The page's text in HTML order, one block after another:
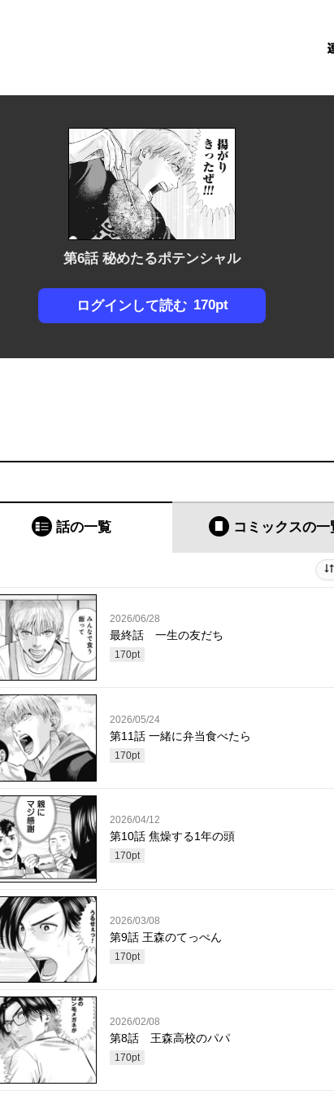
第6話 秘めたるポテンシャル
ログインして読む 170pt
話の一覧 コミックスの一
2026/06/28
最終話 一生の友だち
170pt
2026/05/24
第11話 一緒に弁当食べたら
170pt
2026/04/12
第10話 焦燥する1年の頭
170pt
2026/03/08
第9話 王森のてっぺん
170pt
2026/02/08
第8話 王森高校のパパ
170pt